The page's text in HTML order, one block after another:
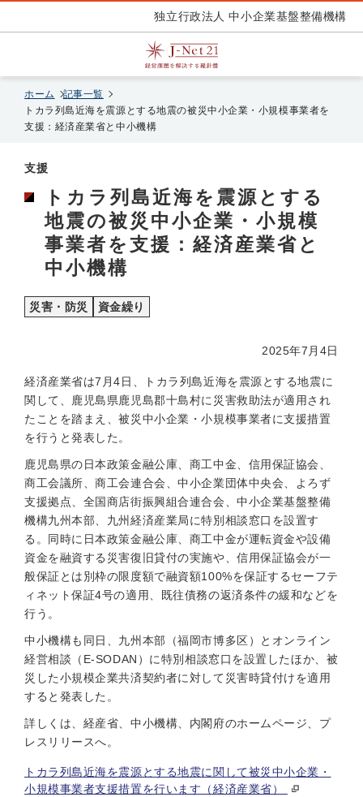
独立行政法人 中小企業基盤整備機構
ホーム
記事一覧
トカラ列島近海を震源とする地震の被災中小企業・小規模事業者を
支援：経済産業省と中小機構
支援
トカラ列島近海を震源とする
地震の被災中小企業・小規模
事業者を支援：経済産業省と
中小機構
災害・防災 資金繰り
2025年7月4日
経済産業省は7月4日、トカラ列島近海を震源とする地震に
関して、鹿児島県鹿児島郡十島村に災害救助法が適用され
たことを踏まえ、被災中小企業・小規模事業者に支援措置
を行うと発表した。
鹿児島県の日本政策金融公庫、商工中金、信用保証協会、
商工会議所、商工会連合会、中小企業団体中央会、よろず
支援拠点、全国商店街振興組合連合会、中小企業基盤整備
機構九州本部、九州経済産業局に特別相談窓口を設置す
る。同時に日本政策金融公庫、商工中金が運転資金や設備
資金を融資する災害復旧貸付の実施や、信用保証協会が一
般保証とは別枠の限度額で融資額100%を保証するセーフテ
ィネット保証4号の適用、既往債務の返済条件の緩和などを
行う。
中小機構も同日、九州本部（福岡市博多区）とオンライン
経営相談（E-SODAN）に特別相談窓口を設置したほか、被
災した小規模企業共済契約者に対して災害時貸付けを適用
すると発表した。
詳しくは、経産省、中小機構、内閣府のホームページ、プ
レスリリースへ。
トカラ列島近海を震源とする地震に関して被災中小企業・
小規模事業者支援措置を行います（経済産業省）